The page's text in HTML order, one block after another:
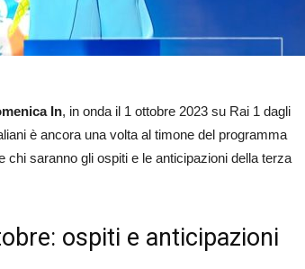
In, in onda il 1 ottobre 2023 su Rai 1 dagli
è ancora una volta al timone del programma
saranno gli ospiti e le anticipazioni della terza
ospiti e anticipazioni